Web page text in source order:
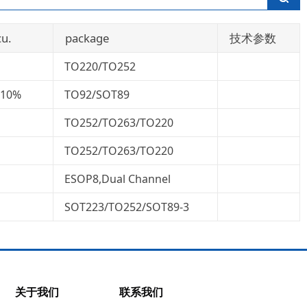
package 技术参数
TO220/TO252
TO92/SOT89
TO252/TO263/TO220
TO252/TO263/TO220
ESOP8,Dual Channel
SOT223/TO252/SOT89-3
关于我们 联系我们